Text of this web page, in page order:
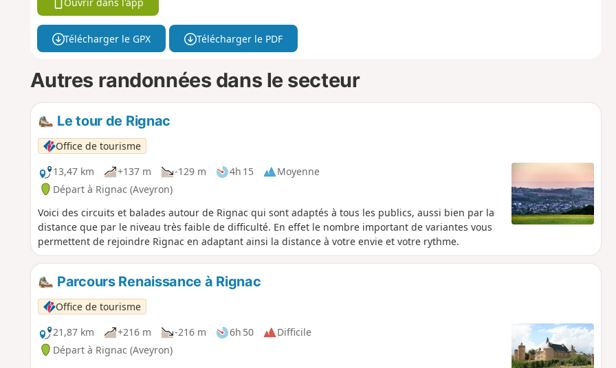
Télécharger le GPX Télécharger le PDF
Autres randonnées dans le secteur
Le tour de Rignac
Office de tourisme
13,47 km
+137 m -129 m 4h 15
Moyenne
Départ à Rignac (Aveyron)
Voici des circuits et balades autour de Rignac qui sont adaptés à tous les publics, aussi bien par la
distance que par le niveau très faible de difficulté. En effet le nombre important de variantes vous
permettent de rejoindre Rignac en adaptant ainsi la distance à votre envie et votre rythme.
Parcours Renaissance à Rignac
Office de tourisme
21,87 km
+216 m -216 m 6h 50
Difficile
Départ à Rignac (Aveyron)